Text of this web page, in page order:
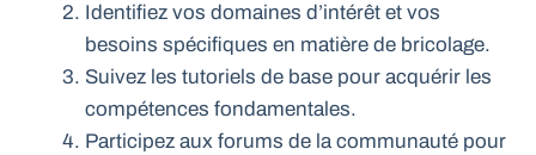
Identifiez vos domaines d’intérêt et vos
besoins spécifiques en matière de bricolage.
Suivez les tutoriels de base pour acquérir les
compétences fondamentales.
Participez aux forums de la communauté pour